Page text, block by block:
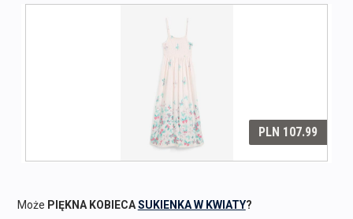
Może PIĘKNA KOBIECASUKIENKA W KWIATY?